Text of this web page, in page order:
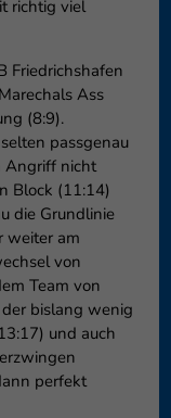
richtig viel
Friedrichshafen
Ass
(8:9).
passgenau
Angriff nicht
Block (11:14)
die Grundlinie
weiter am
von
Team von
bislang wenig
und auch
perfekt